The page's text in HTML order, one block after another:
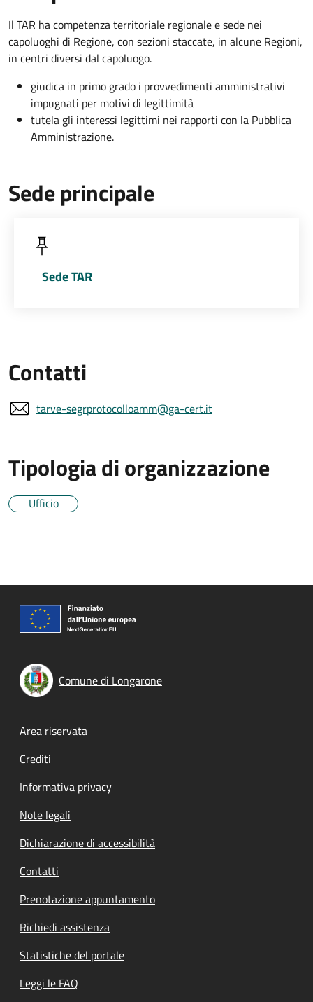
Il TAR ha competenza territoriale regionale e sede nei
capoluoghi di Regione, con sezioni staccate, in alcune Regioni,
in centri diversi dal capoluogo.
giudica in primo grado i provvedimenti amministrativi
impugnati per motivi di legittimità
tutela gli interessi legittimi nei rapporti con la Pubblica
Amministrazione.
Sede principale
Sede TAR
Contatti
tarve-segrprotocolloamm@ga-cert.it
Tipologia di organizzazione
Ufficio
Comune di Longarone
Footer menu
Area riservata
Crediti
Informativa privacy
Note legali
Dichiarazione di accessibilità
Contatti
Prenotazione appuntamento
Richiedi assistenza
Statistiche del portale
Leggi le FAQ